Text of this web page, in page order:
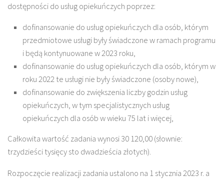
dostępności do usług opiekuńczych poprzez:
dofinansowanie do usług opiekuńczych dla osób, którym
przedmiotowe usługi były świadczone w ramach programu
i będą kontynuowane w 2023 roku,
dofinansowanie do usług opiekuńczych dla osób, którym w
roku 2022 te usługi nie były świadczone (osoby nowe),
dofinansowanie do zwiększenia liczby godzin usług
opiekuńczych, w tym specjalistycznych usług
opiekuńczych dla osób w wieku 75 lat i więcej,
Całkowita wartość zadania wynosi 30 120,00 (słownie:
trzydzieści tysięcy sto dwadzieścia złotych).
Rozpoczęcie realizacji zadania ustalono na 1 stycznia 2023 r. a